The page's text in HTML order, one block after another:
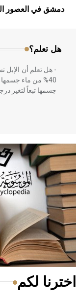
دمشق في العصور
هل تعلم؟
بالعمارة
المعمار على بناء
- هل تعلم أن الإبل
40% من ماء
جسمها تبعاً لتغير
- هل تعلم أن
الحكم، الأدلة،
له الفضل بأنه حرر
- هل تعلم أن
من مادة كربونات
أجود أنواعه،
هل تعلم أن
اخترنا لكم